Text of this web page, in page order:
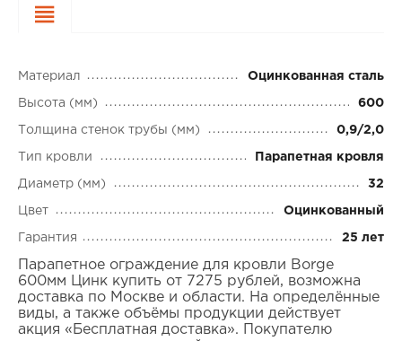
Материал Оцинкованная сталь
Высота (мм) 600
Толщина стенок трубы (мм) 0,9/2,0
Тип кровли Парапетная кровля
Диаметр (мм) 32
Цвет Оцинкованный
Гарантия 25 лет
Парапетное ограждение для кровли Borge
600мм Цинк купить от 7275 рублей, возможна
доставка по Москве и области. На определённые
виды, а также объёмы продукции действует
акция «Бесплатная доставка». Покупателю